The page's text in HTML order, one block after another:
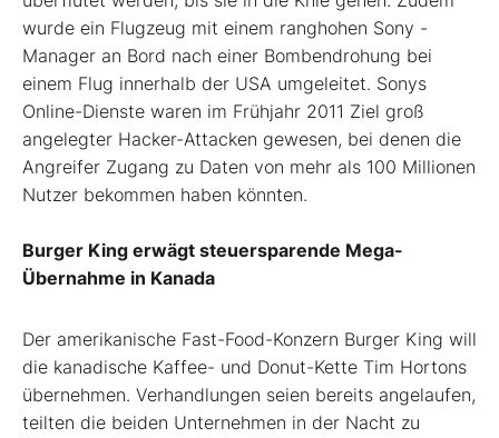
wurde ein Flugzeug mit einem ranghohen Sony -
Manager an Bord nach einer Bombendrohung bei
einem Flug innerhalb der USA umgeleitet. Sonys
Online-Dienste waren im Frühjahr 2011 Ziel groß
angelegter Hacker-Attacken gewesen, bei denen die
Angreifer Zugang zu Daten von mehr als 100 Millionen
Nutzer bekommen haben könnten.
Burger King erwägt steuersparende Mega-
Übernahme in Kanada
Der amerikanische Fast-Food-Konzern Burger King will
die kanadische Kaffee- und Donut-Kette Tim Hortons
übernehmen. Verhandlungen seien bereits angelaufen,
teilten die beiden Unternehmen in der Nacht zu